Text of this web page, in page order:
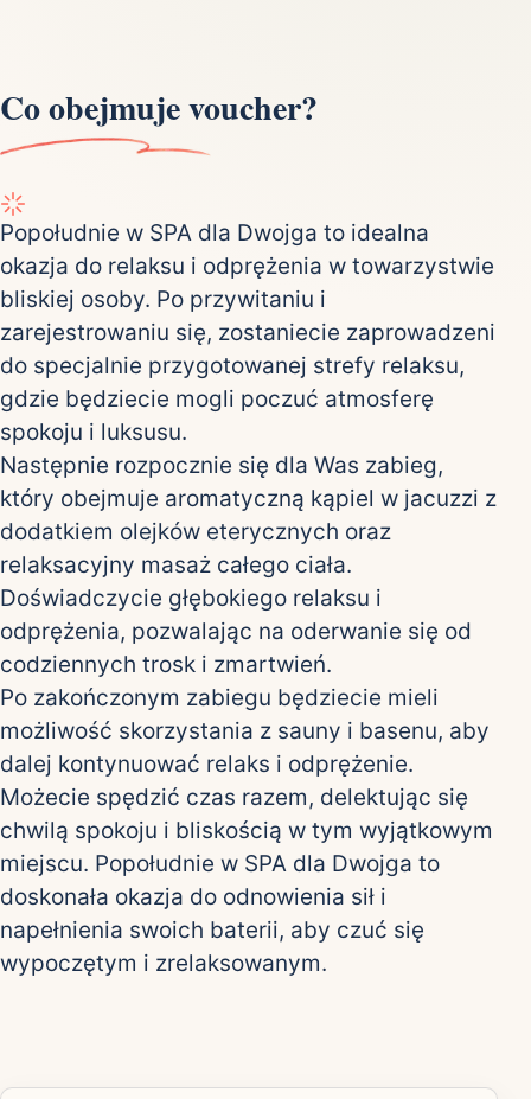
Co obejmuje voucher?
Popołudnie w SPA dla Dwojga to idealna
okazja do relaksu i odprężenia w towarzystwie
bliskiej osoby. Po przywitaniu i
zarejestrowaniu się, zostaniecie zaprowadzeni
do specjalnie przygotowanej strefy relaksu,
gdzie będziecie mogli poczuć atmosferę
spokoju i luksusu.
Następnie rozpocznie się dla Was zabieg,
który obejmuje aromatyczną kąpiel w jacuzzi z
dodatkiem olejków eterycznych oraz
relaksacyjny masaż całego ciała.
Doświadczycie głębokiego relaksu i
odprężenia, pozwalając na oderwanie się od
codziennych trosk i zmartwień.
Po zakończonym zabiegu będziecie mieli
możliwość skorzystania z sauny i basenu, aby
dalej kontynuować relaks i odprężenie.
Możecie spędzić czas razem, delektując się
chwilą spokoju i bliskością w tym wyjątkowym
miejscu. Popołudnie w SPA dla Dwojga to
doskonała okazja do odnowienia sił i
napełnienia swoich baterii, aby czuć się
wypoczętym i zrelaksowanym.